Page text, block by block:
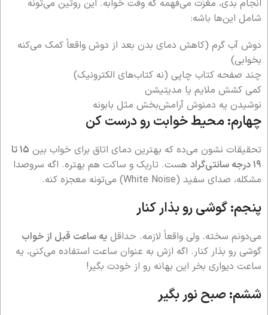
انجام بدی، مغزت می‌فهمه که وقت خوابه. این روتین می‌تونه
شامل این‌ها باشه:
دوش آب گرم (کاهش دمای بدن بعد از دوش واقعاً کمک می‌کنه
بخوابی)
چند صفحه کتاب چاپی (نه کتاب‌های الکترونیک)
کمی کشش ملایم یا مدیتیشن
نوشیدن یه دمنوش آرامش‌بخش مثل بابونه
چهارم: محیط خوابت رو درست کن
تحقیقات نشون می‌ده که بهترین دمای اتاق برای خواب بین
۱۵ تا
۱۹ درجه سانتی‌گراد
هست. تاریک و ساکت هم بهتره. اگه سروصدا
مشکله، صدای سفید (White Noise) می‌تونه معجزه کنه.
پنجم: گوشی رو بذار کنار
می‌دونم سخته. ولی واقعاً لازمه. حداقل یه ساعت قبل از خواب
گوشی رو بذار کنار. اگه ازش به عنوان ساعت استفاده می‌کنی، یه
ساعت دیواری بخر این بهانه رو از خودت بگیر!
ششم: صبح نور بگیر